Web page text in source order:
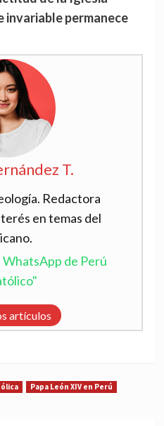
invariable permanece
T.
Redactora
en temas del
WhatsApp de Perú
artículos
Papa León XIV en Perú